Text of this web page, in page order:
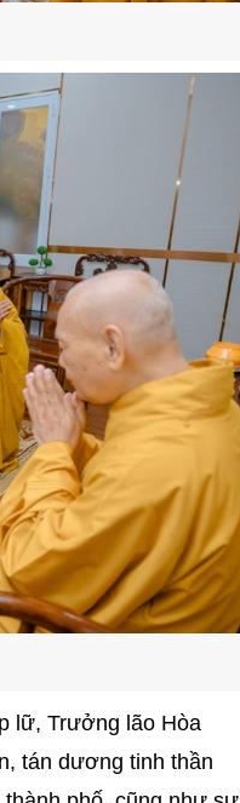
lữ, Trưởng lão Hòa
tán dương tinh thần